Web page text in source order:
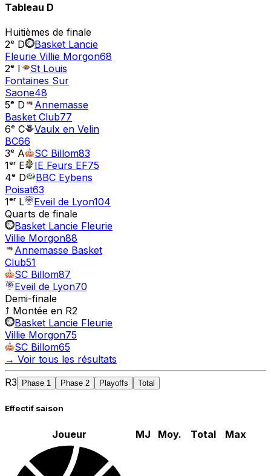
Tableau D
Huitièmes de finale
2ᵉ D
Basket Lancie
Fleurie Villie Morgon68
2ᵉ I
St Louis
Fontaines Sur
Saone48
5ᵉ D
Annemasse
Basket Club77
6ᵉ C
Vaulx en Velin
BC66
3ᵉ A
SC Billom83
1ᵉʳ E
IE Feurs EF75
4ᵉ D
BBC Eybens
Poisat63
1ᵉʳ L
Eveil de Lyon104
Quarts de finale
Basket Lancie Fleurie
Villie Morgon88
Annemasse Basket
Club51
SC Billom87
Eveil de Lyon70
Demi-finale
⤴ Montée en R2
Basket Lancie Fleurie
Villie Morgon75
SC Billom65
→ Voir tous les résultats
R3
Phase 1 Phase 2 Playoffs Total
Effectif saison
Joueur MJ Moy. Total Max